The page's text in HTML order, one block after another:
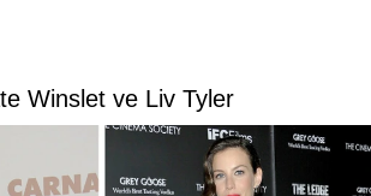
Winslet ve Liv Tyler